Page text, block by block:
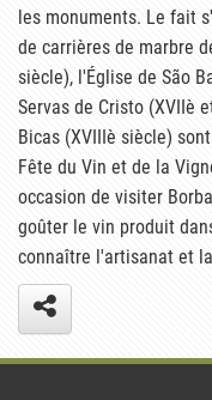
les monuments. Le fait
de carrières de marbre
siècle), l'Église de São
Servas de Cristo (XVIIè
Bicas (XVIIIè siècle)
Fête du Vin et de la
occasion de visiter
goûter le vin produit
connaître l'artisanat et